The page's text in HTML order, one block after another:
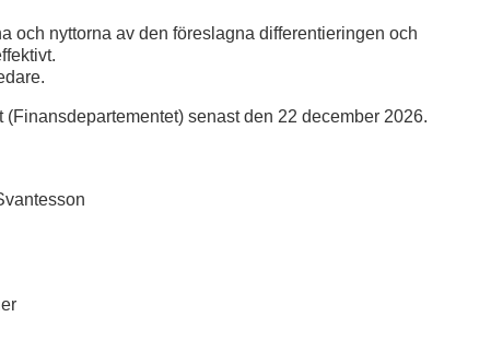
och nyttorna av den föreslagna differentieringen och
senast den 22 december 2026.